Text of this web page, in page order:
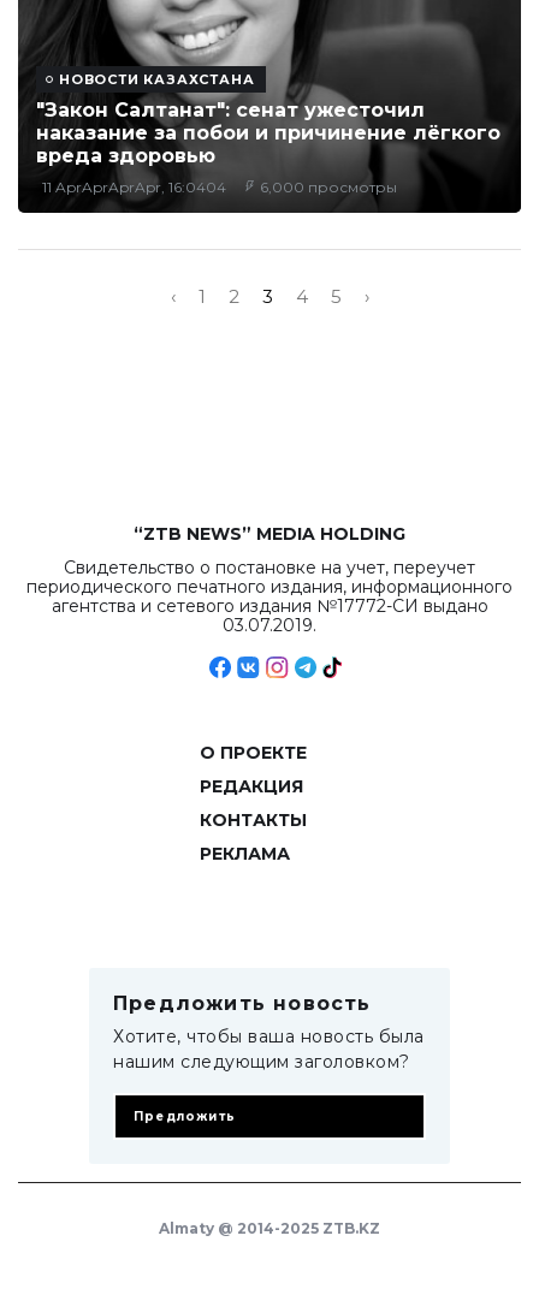
НОВОСТИ КАЗАХСТАНА
"Закон Салтанат": сенат ужесточил
наказание за побои и причинение лёгкого
вреда здоровью
11 AprAprAprApr, 16:0404 6,000 просмотры
‹ 1 2 3 4 5 ›
“ZTB NEWS” MEDIA HOLDING
Свидетельство о постановке на учет, переучет
периодического печатного издания, информационного
агентства и сетевого издания №17772-СИ выдано
03.07.2019.
О ПРОЕКТЕ
РЕДАКЦИЯ
КОНТАКТЫ
РЕКЛАМА
Предложить новость
Хотите, чтобы ваша новость была
нашим следующим заголовком?
Предложить
Almaty @ 2014-2025 ZTB.KZ